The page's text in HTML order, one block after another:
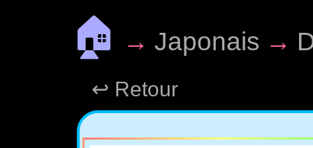
🏠 → Japonais →
↩ Retour